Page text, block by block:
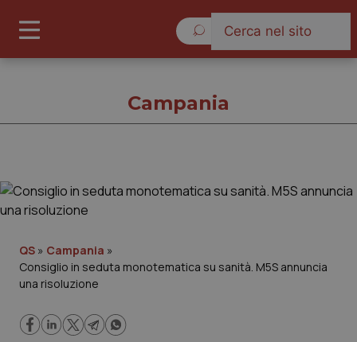
Governo e Parlamento
Regioni e Asl
Campania
QS » Campania »
Consiglio in seduta monotematica su sanità. M5S annuncia
una risoluzione